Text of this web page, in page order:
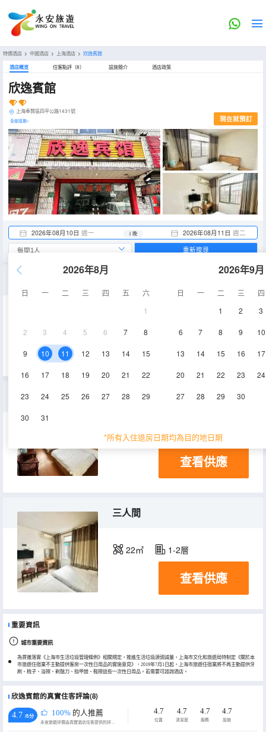
特價酒店 > 中國酒店 > 上海酒店 > 欣逸賓館
酒店概览 住客點評（8） 設施簡介 酒店政策
欣逸賓館
上海奉賢區四平公路1431號
全部設施> 現在就預訂
2026年08月10日 週一 2026年08月11日 週二
1 晚
2026年8月
日 一 二 三 四 五
六
1
2 3 4 5 6 7 8
9 10 11 12 13 14 15
16 17 18 19 20 21 22
23 24 25 26 27 28 29
30 31
2026年9月
日 一 二 三
四
1
2 3
6 7 8 9 10
13 14 15 16 17
20 21 22 23 24
27 28 29 30
*所有入住退房日期均為目的地日期
重新搜尋
雙床房
20㎡ 1-2層
查看供應
三人間
22㎡ 1-2層
查看供應
重要資訊
城市重要資訊
為貫徹落實《上海市生活垃圾管理條例》相關規定，推進生活垃圾源頭減量，上海市文化和旅遊局特制定《關於本
市旅遊住宿業不主動提供客房一次性日用品的實施意見》，2019年7月1日起，上海市旅遊住宿業將不再主動提供牙
刷、梳子、浴擦、剃鬚刀、指甲銼、鞋擦這些一次性日用品。若需要可諮詢酒店。
欣逸賓館的真實住客評論(8)
4.7 /5分 100% 的人推薦
永安旅遊評價由真實酒店住客提供的評價。
4.7
位置
4.7
清潔度
4.7
服務
4.7
設施